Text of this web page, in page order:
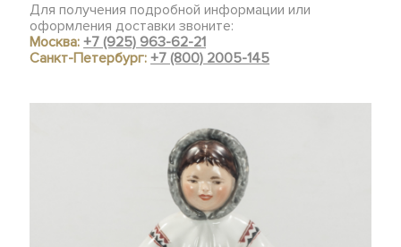
Для получения подробной информации или
оформления доставки звоните:
Москва:+7 (925) 963-62-21
Санкт-Петербург:+7 (800) 2005-145